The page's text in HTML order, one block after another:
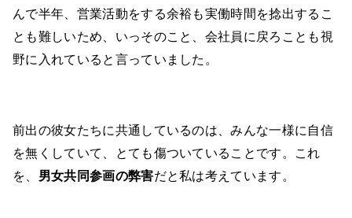
んで半年、営業活動をする余裕も実働時間を捻出するこ
とも難しいため、いっそのこと、会社員に戻ろことも視
野に入れていると言っていました。
前出の彼女たちに共通しているのは、みんな一様に自信
を無くしていて、とても傷ついていることです。これ
を、 男女共同参画の弊害だと私は考えています。